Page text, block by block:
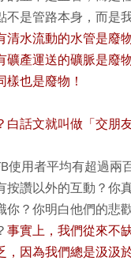
不是管路本身，而是
清水流動的水管是廢
產運送的礦脈是廢物
樣也是廢物！
話文就叫做「交朋友
使用者平均有超過兩
按讚以外的互動？你
你？你明白他們的悲
事實上，我們從來不
，因為我們總是汲汲